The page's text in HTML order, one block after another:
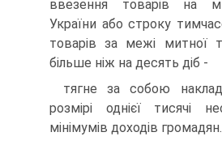
ввезення товарів на
України або строку
товарів за межі митної
більше ніж на десять діб -
тягне за собою
розмірі однієї тисячі
мінімумів доходів громадян.